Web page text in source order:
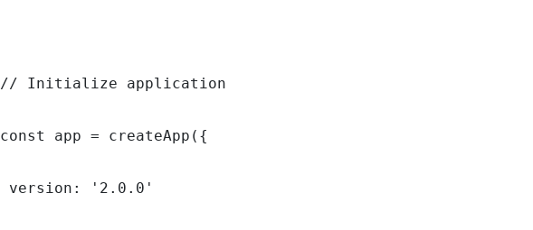
// Initialize application
const app = createApp({
version: '2.0.0'